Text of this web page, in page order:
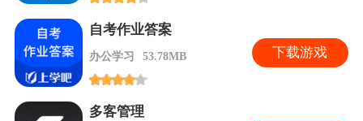
自考作业答案
办公学习 53.78MB 下载游戏
多客管理